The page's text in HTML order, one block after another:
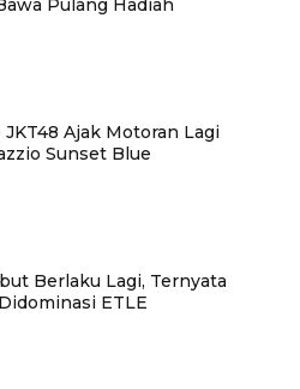
Pulang Hadiah
Ajak Motoran Lagi
Sunset Blue
Berlaku Lagi, Ternyata
ETLE